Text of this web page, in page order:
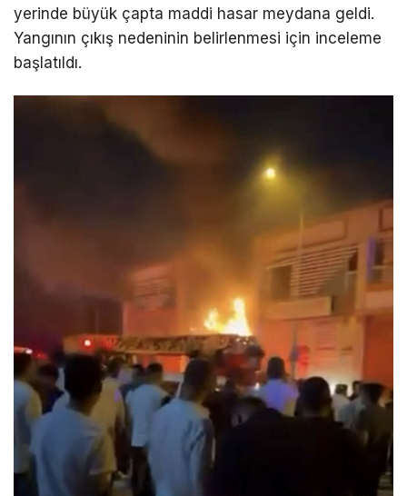
yerinde büyük çapta maddi hasar meydana geldi.
Yangının çıkış nedeninin belirlenmesi için inceleme
başlatıldı.